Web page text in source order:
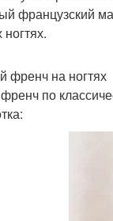
французский
френч на ногтях
по